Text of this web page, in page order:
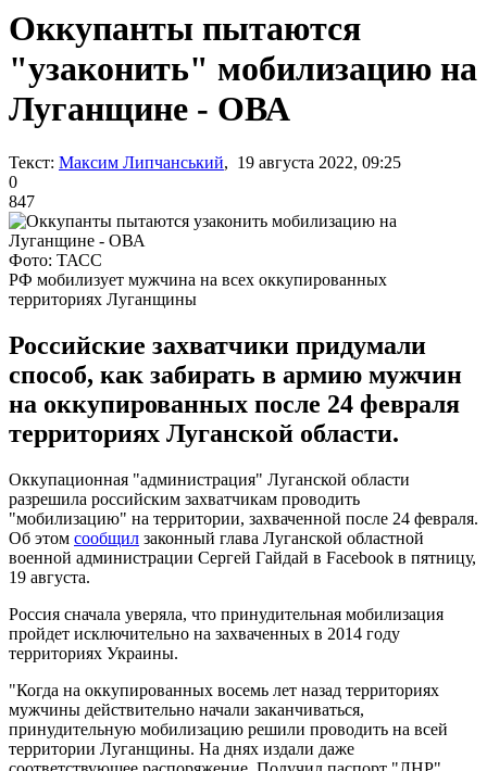
Оккупанты пытаются
"узаконить" мобилизацию на
Луганщине - ОВА
Текст: Максим Липчанський, 19 августа 2022, 09:25
0
847
Фото: ТАСС
РФ мобилизует мужчина на всех оккупированных
территориях Луганщины
Российские захватчики придумали
способ, как забирать в армию мужчин
на оккупированных после 24 февраля
территориях Луганской области.
Оккупационная "администрация" Луганской области
разрешила российским захватчикам проводить
"мобилизацию" на территории, захваченной после 24 февраля.
Об этом сообщил законный глава Луганской областной
военной администрации Сергей Гайдай в Facebook в пятницу,
19 августа.
Россия сначала уверяла, что принудительная мобилизация
пройдет исключительно на захваченных в 2014 году
территориях Украины.
"Когда на оккупированных восемь лет назад территориях
мужчины действительно начали заканчиваться,
принудительную мобилизацию решили проводить на всей
территории Луганщины. На днях издали даже